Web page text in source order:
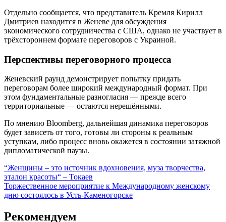
Отдельно сообщается, что представитель Кремля Кирилл
Дмитриев находится в Женеве для обсуждения
экономического сотрудничества с США, однако не участвует в
трёхстороннем формате переговоров с Украиной.
Перспективы переговорного процесса
Женевский раунд демонстрирует попытку придать
переговорам более широкий международный формат. При
этом фундаментальные разногласия — прежде всего
территориальные — остаются нерешёнными.
По мнению Bloomberg, дальнейшая динамика переговоров
будет зависеть от того, готовы ли стороны к реальным
уступкам, либо процесс вновь окажется в состоянии затяжной
дипломатической паузы.
Навигация
по
записям
“Женщины – это источник вдохновения, муза творчества,
эталон красоты“ – Токаев
Торжественное мероприятие к Международному женскому
дню состоялось в Усть-Каменогорске
Рекомендуем